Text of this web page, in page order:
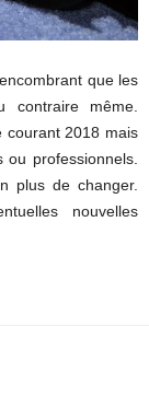
que les
contraire même.
courant 2018 mais
professionnels.
plus de changer.
nouvelles